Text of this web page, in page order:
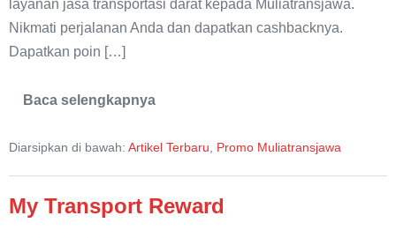
layanan jasa transportasi darat kepada Muliatransjawa.
Nikmati perjalanan Anda dan dapatkan cashbacknya.
Dapatkan poin […]
Baca selengkapnya
Miliki
Transport
Diarsipkan di bawah: Artikel Terbaru, Promo Muliatransjawa
My Transport Reward